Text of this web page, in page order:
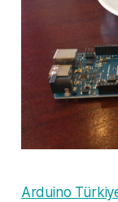
Arduino